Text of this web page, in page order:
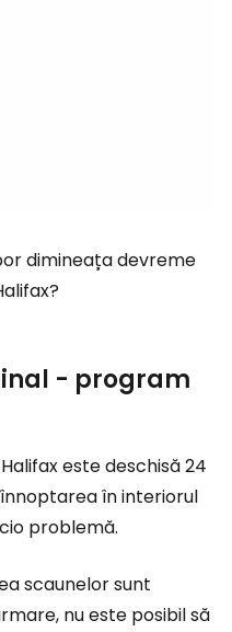
dimineața devreme
- program
este deschisă 24
înnoptarea în interiorul
problemă.
scaunelor sunt
nu este posibil să